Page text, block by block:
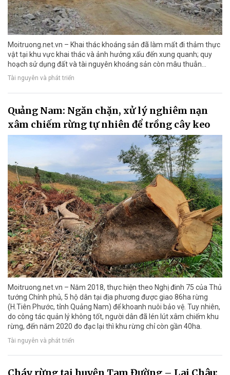
Moitruong.net.vn – Khai thác khoáng sản đã làm mất đi thảm thực
vật tại khu vực khai thác và ảnh hưởng xấu đến xung quanh; quy
hoạch sử dụng đất và tài nguyên khoáng sản còn mâu thuẫn…
Tài nguyên và phát triển
Quảng Nam: Ngăn chặn, xử lý nghiêm nạn
xâm chiếm rừng tự nhiên để trồng cây keo
Moitruong.net.vn – Năm 2018, thực hiện theo Nghị đinh 75 của Thủ
tướng Chính phủ, 5 hộ dân tại địa phương được giao 86ha rừng
(H.Tiên Phước, tỉnh Quảng Nam) để khoanh nuôi bảo vệ. Tuy nhiên,
do công tác quản lý không tốt, người dân đã lén lút xâm chiếm khu
rừng, đến năm 2020 đo đạc lại thì khu rừng chỉ còn gần 40ha.
Tài nguyên và phát triển